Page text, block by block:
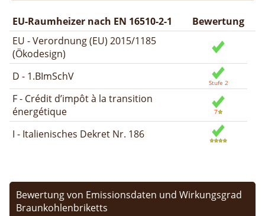
EU-Raumheizer nach EN 16510-2-1
Bewertung
EU - Verordnung (EU) 2015/1185
(Ökodesign)
D - 1.BImSchV
F - Crédit d’impôt à la transition
énergétique
I - Italienisches Dekret Nr. 186
Bewertung von Emissionsdaten und Wirkungsgrad
Braunkohlenbriketts